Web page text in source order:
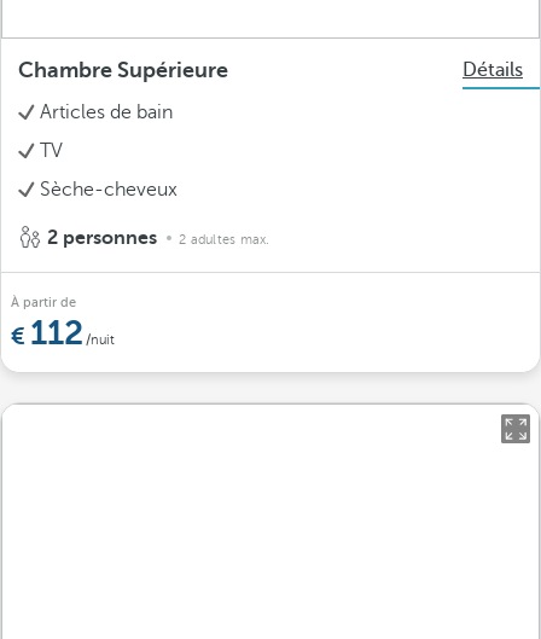
Chambre Supérieure
Détails
Articles de bain
TV
Sèche-cheveux
2 personnes 2 adultes max.
À partir de
112 /nuit